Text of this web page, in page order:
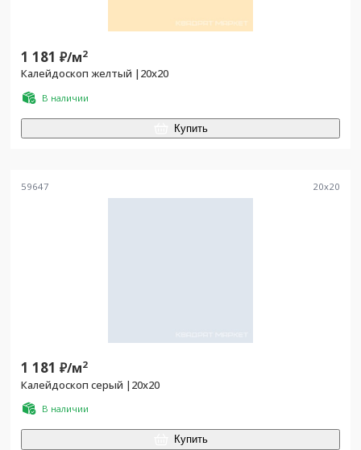
1 181 ₽/м2
Калейдоскоп желтый |20x20
В наличии
Купить
59647 20x20
1 181 ₽/м2
Калейдоскоп серый |20x20
В наличии
Купить